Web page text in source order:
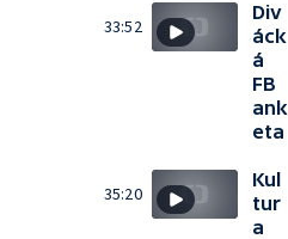
33:52
Div
áck
á
FB
ank
eta
35:20
Kul
tur
a